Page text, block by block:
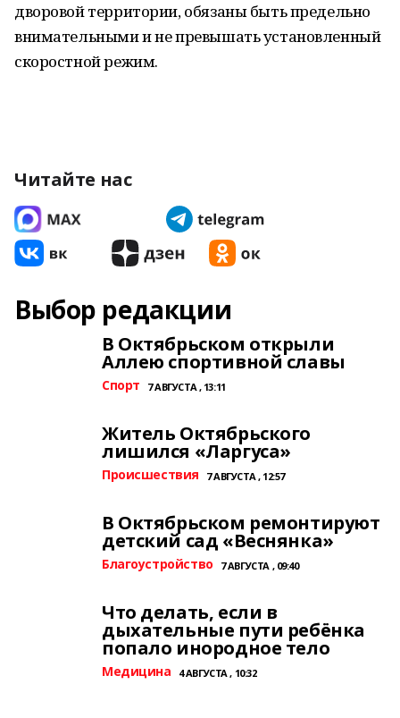
дворовой территории, обязаны быть предельно
внимательными и не превышать установленный
скоростной режим.
Читайте нас
Выбор редакции
В Октябрьском открыли
Аллею спортивной славы
Спорт 7 АВГУСТА , 13:11
Житель Октябрьского
лишился «Ларгуса»
Происшествия 7 АВГУСТА , 12:57
В Октябрьском ремонтируют
детский сад «Веснянка»
Благоустройство 7 АВГУСТА , 09:40
Что делать, если в
дыхательные пути ребёнка
попало инородное тело
Медицина 4 АВГУСТА , 10:32